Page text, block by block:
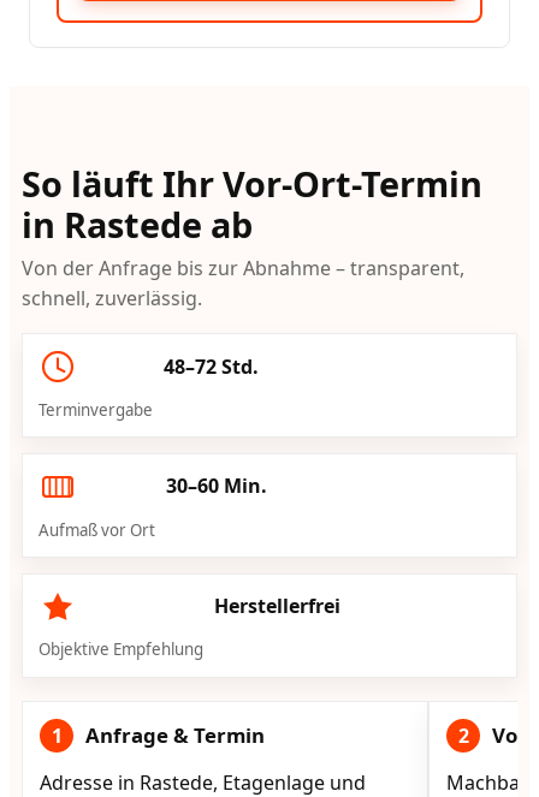
So läuft Ihr Vor-Ort-Termin
in Rastede ab
Von der Anfrage bis zur Abnahme – transparent,
schnell, zuverlässig.
48–72 Std.
Terminvergabe
30–60 Min.
Aufmaß vor Ort
Herstellerfrei
Objektive Empfehlung
1 Anfrage & Termin
Adresse in Rastede, Etagenlage und
2